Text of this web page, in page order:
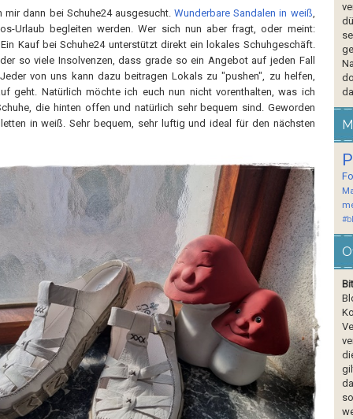
mir dann bei Schuhe24 ausgesucht.Wunderbare Sandalen in weiß,
Urlaub begleiten werden. Wer sich nun aber fragt, oder meint:
Kauf bei Schuhe24 unterstützt direkt ein lokales Schuhgeschäft.
so viele Insolvenzen, dass grade so ein Angebot auf jeden Fall
von uns kann dazu beitragen Lokals zu "pushen", zu helfen,
geht. Natürlich möchte ich euch nun nicht vorenthalten, was ich
die hinten offen und natürlich sehr bequem sind. Geworden
in weiß. Sehr bequem, sehr luftig und ideal für den nächsten